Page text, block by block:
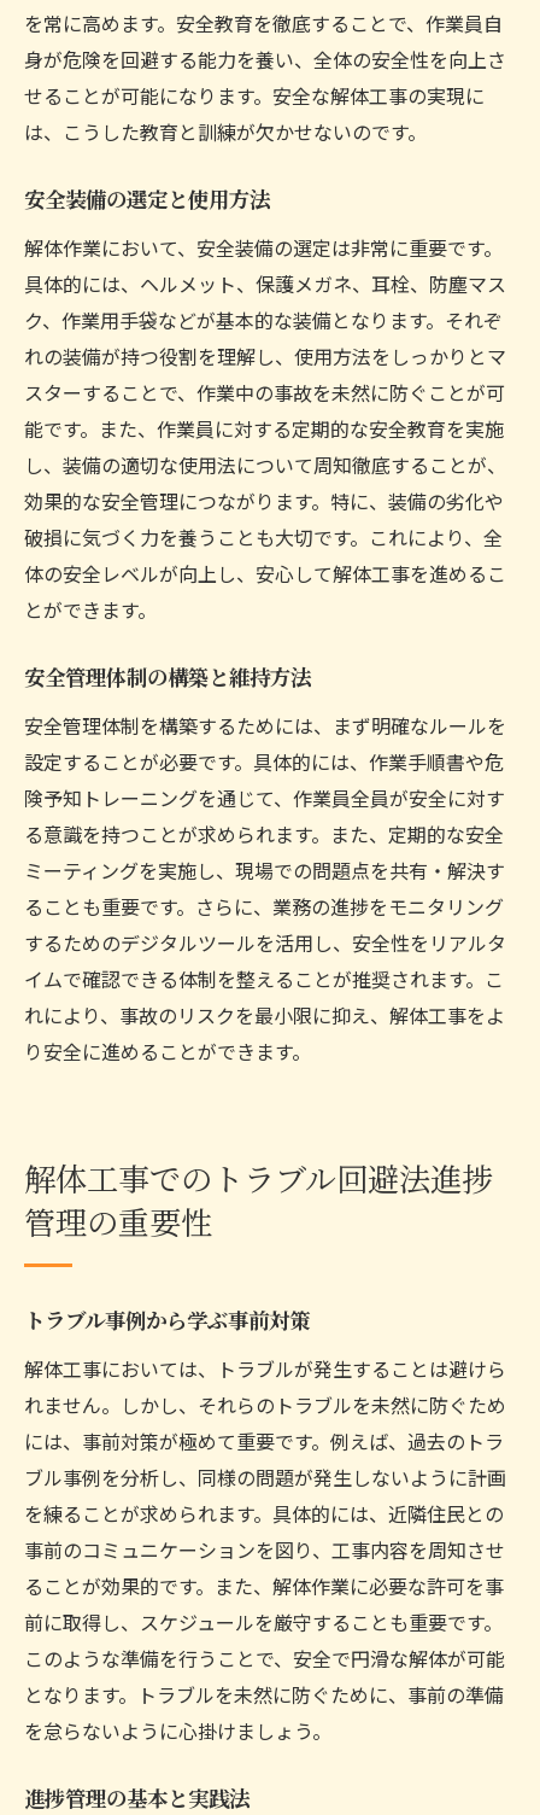
を常に高めます。安全教育を徹底することで、作業員自
身が危険を回避する能力を養い、全体の安全性を向上さ
せることが可能になります。安全な解体工事の実現に
は、こうした教育と訓練が欠かせないのです。
安全装備の選定と使用方法
解体作業において、安全装備の選定は非常に重要です。
具体的には、ヘルメット、保護メガネ、耳栓、防塵マス
ク、作業用手袋などが基本的な装備となります。それぞ
れの装備が持つ役割を理解し、使用方法をしっかりとマ
スターすることで、作業中の事故を未然に防ぐことが可
能です。また、作業員に対する定期的な安全教育を実施
し、装備の適切な使用法について周知徹底することが、
効果的な安全管理につながります。特に、装備の劣化や
破損に気づく力を養うことも大切です。これにより、全
体の安全レベルが向上し、安心して解体工事を進めるこ
とができます。
安全管理体制の構築と維持方法
安全管理体制を構築するためには、まず明確なルールを
設定することが必要です。具体的には、作業手順書や危
険予知トレーニングを通じて、作業員全員が安全に対す
る意識を持つことが求められます。また、定期的な安全
ミーティングを実施し、現場での問題点を共有・解決す
ることも重要です。さらに、業務の進捗をモニタリング
するためのデジタルツールを活用し、安全性をリアルタ
イムで確認できる体制を整えることが推奨されます。こ
れにより、事故のリスクを最小限に抑え、解体工事をよ
り安全に進めることができます。
解体工事でのトラブル回避法進捗
管理の重要性
トラブル事例から学ぶ事前対策
解体工事においては、トラブルが発生することは避けら
れません。しかし、それらのトラブルを未然に防ぐため
には、事前対策が極めて重要です。例えば、過去のトラ
ブル事例を分析し、同様の問題が発生しないように計画
を練ることが求められます。具体的には、近隣住民との
事前のコミュニケーションを図り、工事内容を周知させ
ることが効果的です。また、解体作業に必要な許可を事
前に取得し、スケジュールを厳守することも重要です。
このような準備を行うことで、安全で円滑な解体が可能
となります。トラブルを未然に防ぐために、事前の準備
を怠らないように心掛けましょう。
進捗管理の基本と実践法